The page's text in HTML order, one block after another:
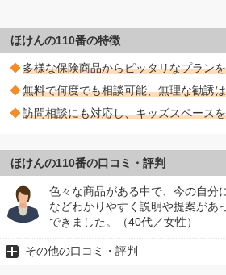
ほけんの110番の特徴
多様な保険商品からピッタリなプラン
無料で何度でも相談可能、無理な勧誘
訪問相談にも対応し、キッズスペース
ほけんの110番の口コミ・評判
色々な商品がある中で、今の自分
などわかりやすく説明や提案があ
できました。（40代／女性）
その他の口コミ・評判